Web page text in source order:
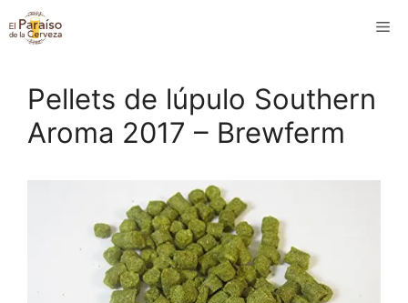
Saltar
al
Pellets de lúpulo Southern
Aroma 2017 – Brewferm